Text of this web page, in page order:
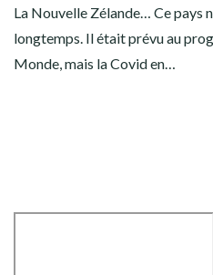
La Nouvelle Zélande… Ce pays
longtemps. Il était prévu au
Monde, mais la Covid en…